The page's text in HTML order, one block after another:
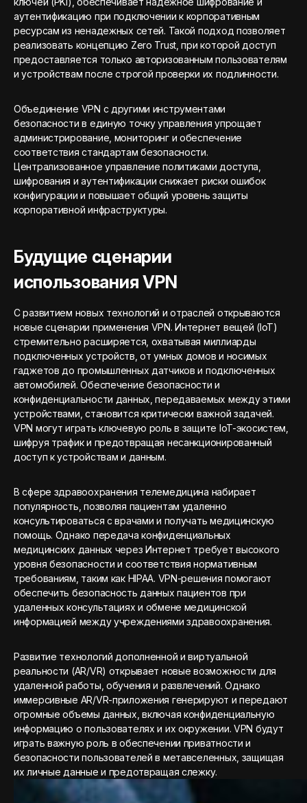
аутентификацию при подключении к корпоративным
ресурсам из ненадежных сетей. Такой подход позволяет
реализовать концепцию Zero Trust, при которой доступ
предоставляется только авторизованным пользователям
и устройствам после строгой проверки их подлинности.
Объединение VPN с другими инструментами
безопасности в единую точку управления упрощает
администрирование, мониторинг и обеспечение
соответствия стандартам безопасности.
Централизованное управление политиками доступа,
шифрования и аутентификации снижает риски ошибок
конфигурации и повышает общий уровень защиты
корпоративной инфраструктуры.
Будущие сценарии
использования VPN
С развитием новых технологий и отраслей открываются
новые сценарии применения VPN. Интернет вещей (IoT)
стремительно расширяется, охватывая миллиарды
подключенных устройств, от умных домов и носимых
гаджетов до промышленных датчиков и подключенных
автомобилей. Обеспечение безопасности и
конфиденциальности данных, передаваемых между этими
устройствами, становится критически важной задачей.
VPN могут играть ключевую роль в защите IoT-экосистем,
шифруя трафик и предотвращая несанкционированный
доступ к устройствам и данным.
В сфере здравоохранения телемедицина набирает
популярность, позволяя пациентам удаленно
консультироваться с врачами и получать медицинскую
помощь. Однако передача конфиденциальных
медицинских данных через Интернет требует высокого
уровня безопасности и соответствия нормативным
требованиям, таким как HIPAA. VPN-решения помогают
обеспечить безопасность данных пациентов при
удаленных консультациях и обмене медицинской
информацией между учреждениями здравоохранения.
Развитие технологий дополненной и виртуальной
реальности (AR/VR) открывает новые возможности для
удаленной работы, обучения и развлечений. Однако
иммерсивные AR/VR-приложения генерируют и передают
огромные объемы данных, включая конфиденциальную
информацию о пользователях и их окружении. VPN будут
играть важную роль в обеспечении приватности и
безопасности пользователей в метавселенных, защищая
их личные данные и предотвращая слежку.